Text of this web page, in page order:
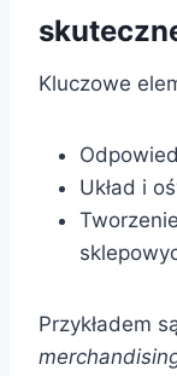
Kluczowe
Układ i
Przykładem